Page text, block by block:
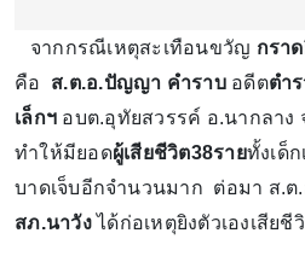
จากกรณีเหตุสะเทือนขวัญ กรา
คือ ส.ต.อ.ปัญญา คำราบอดีตตำ
เล็กฯ อบต.อุทัยสวรรค์ อ.นากลาง
ทำให้มียอดผู้เสียชีวิต38รายทั้งเด็
บาดเจ็บอีกจำนวนมาก ต่อมา ส.
สภ.นาวังได้ก่อเหตุยิงตัวเองเสีย